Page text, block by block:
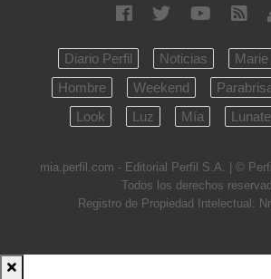
Diario Perfil Noticias
Hombre
Weekend
Look
Luz Mía
mia.perfil.com - Editorial Perfil S.A. | ©
Todos los derechos
Registro de Propiedad Intelectual: